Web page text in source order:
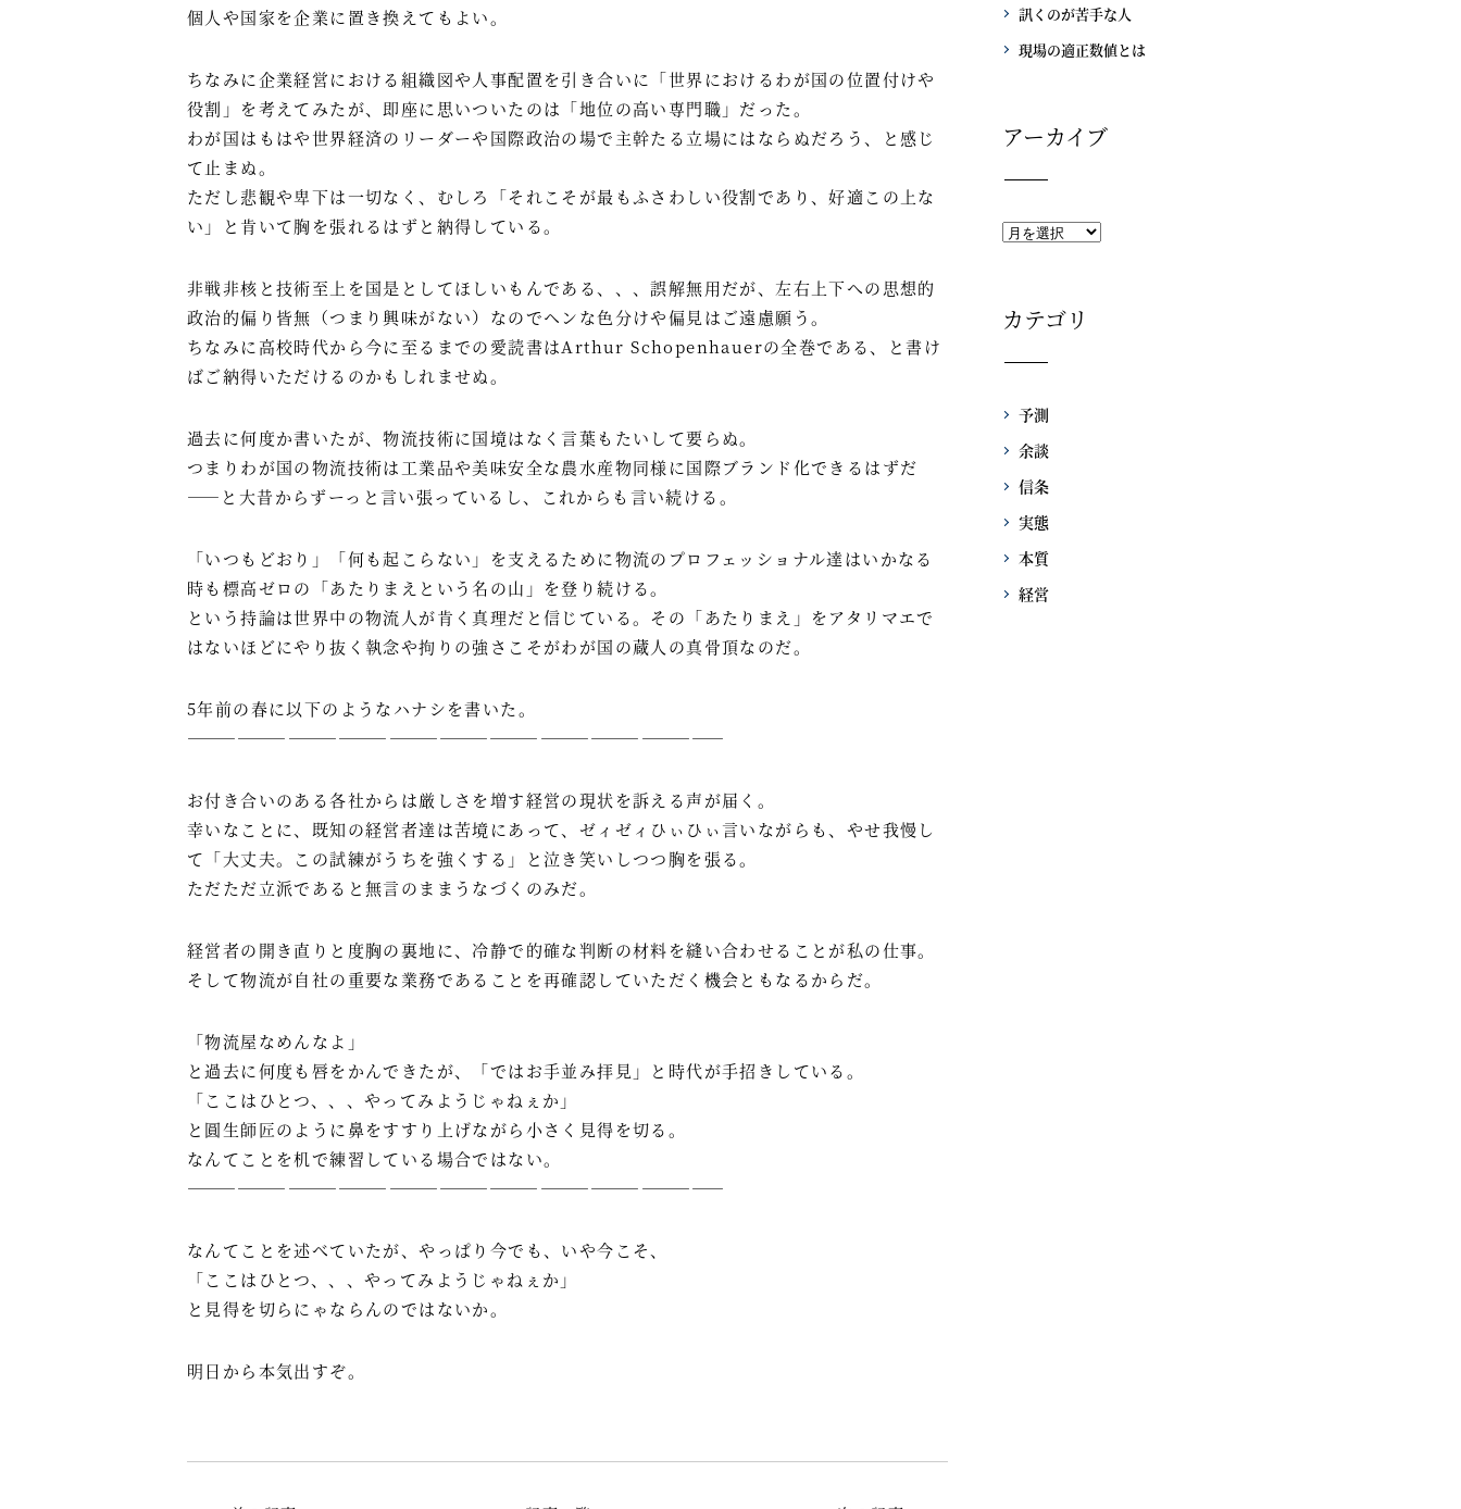
個人や国家を企業に置き換えてもよい。
ちなみに企業経営における組織図や人事配置を引き合いに「世界におけるわが国の位置付けや
役割」を考えてみたが、即座に思いついたのは「地位の高い専門職」だった。
わが国はもはや世界経済のリーダーや国際政治の場で主幹たる立場にはならぬだろう、と感じ
て止まぬ。
ただし悲観や卑下は一切なく、むしろ「それこそが最もふさわしい役割であり、好適この上な
い」と肯いて胸を張れるはずと納得している。
非戦非核と技術至上を国是としてほしいもんである、、、誤解無用だが、左右上下への思想的
政治的偏り皆無（つまり興味がない）なのでヘンな色分けや偏見はご遠慮願う。
ちなみに高校時代から今に至るまでの愛読書はArthur Schopenhauerの全巻である、と書け
ばご納得いただけるのかもしれませぬ。
過去に何度か書いたが、物流技術に国境はなく言葉もたいして要らぬ。
つまりわが国の物流技術は工業品や美味安全な農水産物同様に国際ブランド化できるはずだ
――と大昔からずーっと言い張っているし、これからも言い続ける。
「いつもどおり」「何も起こらない」を支えるために物流のプロフェッショナル達はいかなる
時も標高ゼロの「あたりまえという名の山」を登り続ける。
という持論は世界中の物流人が肯く真理だと信じている。その「あたりまえ」をアタリマエで
はないほどにやり抜く執念や拘りの強さこそがわが国の蔵人の真骨頂なのだ。
5年前の春に以下のようなハナシを書いた。
――――――――――――――――――――――――――――――――
お付き合いのある各社からは厳しさを増す経営の現状を訴える声が届く。
幸いなことに、既知の経営者達は苦境にあって、ゼィゼィひぃひぃ言いながらも、やせ我慢し
て「大丈夫。この試練がうちを強くする」と泣き笑いしつつ胸を張る。
ただただ立派であると無言のままうなづくのみだ。
経営者の開き直りと度胸の裏地に、冷静で的確な判断の材料を縫い合わせることが私の仕事。
そして物流が自社の重要な業務であることを再確認していただく機会ともなるからだ。
「物流屋なめんなよ」
と過去に何度も唇をかんできたが、「ではお手並み拝見」と時代が手招きしている。
「ここはひとつ、、、やってみようじゃねぇか」
と圓生師匠のように鼻をすすり上げながら小さく見得を切る。
なんてことを机で練習している場合ではない。
――――――――――――――――――――――――――――――――
なんてことを述べていたが、やっぱり今でも、いや今こそ、
「ここはひとつ、、、やってみようじゃねぇか」
と見得を切らにゃならんのではないか。
明日から本気出すぞ。
訊くのが苦手な人
現場の適正数値とは
アーカイブ
カテゴリ
予測
余談
信条
実態
本質
経営